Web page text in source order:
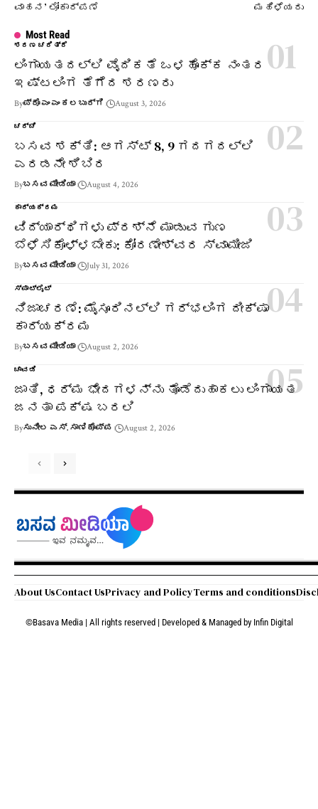
ವಾಹನ’ ಲೋಕಾರ್ಪಣೆ
ಮಹಿಳೆಯರು
Most Read
ಶರಣ ಚರಿತ್ರೆ
ಲಿಂಗಾಯತದಲ್ಲಿ ವೈದಿಕತೆ ಒಳಹೊಕ್ಕ ನಂತರ
ಇಷ್ಟಲಿಂಗ ತೆಗೆದ ಶರಣರು
Byಪ್ರೊ ಎಂ ಎಂ ಕಲಬುರ್ಗಿ August 3, 2026
ಚರ್ಚೆ
ಬಸವ ಶಕ್ತಿ: ಆಗಸ್ಟ್ 8, 9 ಗದಗದಲ್ಲಿ
ಎರಡನೇ ಶಿಬಿರ
Byಬಸವ ಮೀಡಿಯಾ August 4, 2026
ಕಾರ್ಯಕ್ರಮ
ವಿದ್ಯಾರ್ಥಿಗಳು ಪ್ರಶ್ನೆ ಮಾಡುವ ಗುಣ
ಬೆಳೆಸಿಕೊಳ್ಳಬೇಕು: ಕೋರಣೇಶ್ವರ ಸ್ವಾಮೀಜಿ
Byಬಸವ ಮೀಡಿಯಾ July 31, 2026
ಸ್ಪಾಟ್‌ಲೈಟ್
ನಿಜಾಚರಣೆ: ಮೈಸೂರಿನಲ್ಲಿ ಗರ್ಭಲಿಂಗ ದೀಕ್ಷಾ
ಕಾರ್ಯಕ್ರಮ
Byಬಸವ ಮೀಡಿಯಾ August 2, 2026
ಚಾವಡಿ
ಜಾತಿ, ಧರ್ಮ ಭೇದಗಳನ್ನು ತೊಡೆದುಹಾಕಲು ಲಿಂಗಾಯತ
ಜನತಾ ಪಕ್ಷ ಬರಲಿ
Byಸುನೀಲ ಎಸ್. ಸಾಣಿಕೊಪ್ಪ August 2, 2026
About UsContact UsPrivacy and PolicyTerms and conditions
©Basava Media | All rights reserved | Developed & Managed by Infin Digital